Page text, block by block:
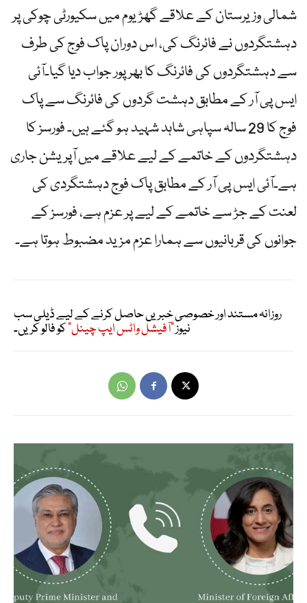
شمالی وزیرستان کے علاقے گھڑیوم میں سکیورٹی چوکی پر
دہشتگردوں نے فائرنگ کی، اس دوران پاک فوج کی طرف
سے دہشتگردوں کی فائرنگ کا بھرپور جواب دیا گیا۔آئی
ایس پی آر کے مطابق دہشت گردوں کی فائرنگ سے پاک
فوج کا 29 سالہ سپاہی شاہد شہید ہو گئے ہیں۔ فورسز کا
دہشتگردوں کے خاتمے کے لیے علاقے میں آپریشن جاری
ہے۔آئی ایس پی آر کے مطابق پاک فوج دہشتگردی کی
لعنت کے جڑ سے خاتمے کے لیے پر عزم ہے، فورسز کے
جوانوں کی قربانیوں سے ہمارا عزم مزید مضبوط ہوتا ہے۔
روزانہ مستند اور خصوصی خبریں حاصل کرنے کے لیے ڈیلی سب
نیوز"آفیشل واٹس ایپ چینل"کو فالو کریں۔